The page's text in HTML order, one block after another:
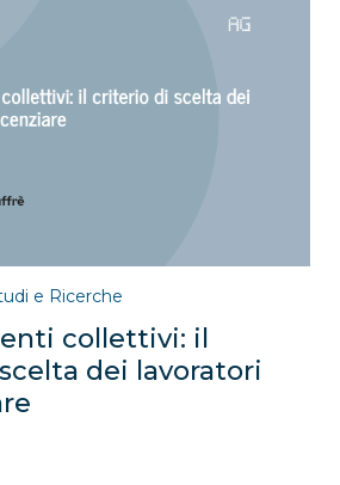
collettivi: il
dei lavoratori
e Ricerche